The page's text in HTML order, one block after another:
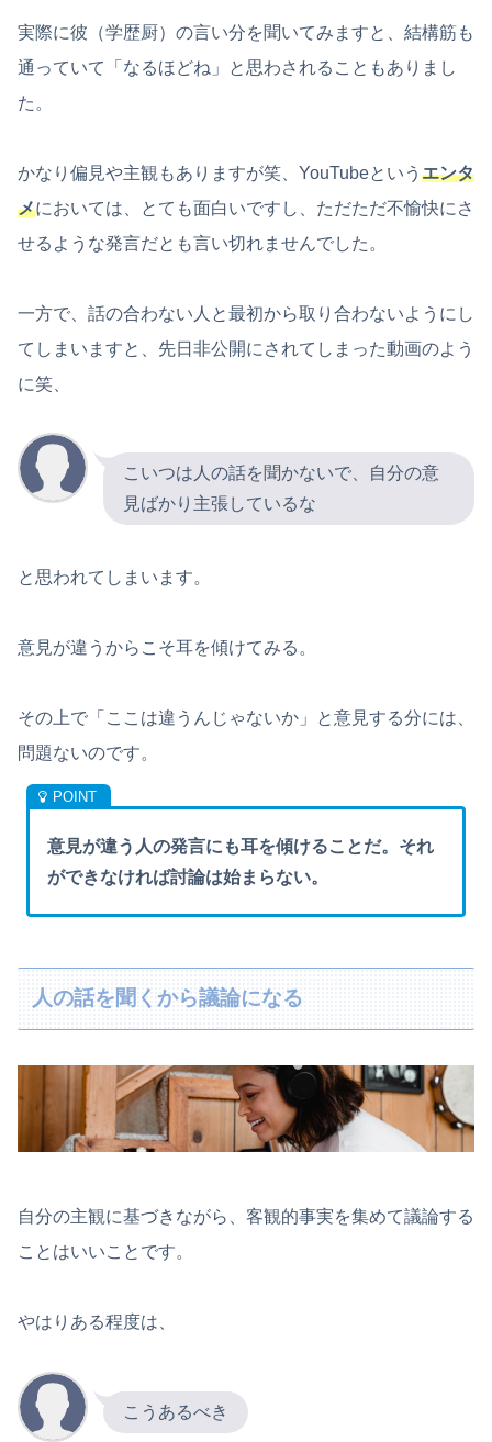
実際に彼（学歴厨）の言い分を聞いてみますと、結構筋も
通っていて「なるほどね」と思わされることもありまし
た。
かなり偏見や主観もありますが笑、YouTubeという エンタ
メにおいては、とても面白いですし、ただただ不愉快にさ
せるような発言だとも言い切れませんでした。
一方で、話の合わない人と最初から取り合わないようにし
てしまいますと、先日非公開にされてしまった動画のよう
に笑、
こいつは人の話を聞かないで、自分の意
見ばかり主張しているな
と思われてしまいます。
意見が違うからこそ耳を傾けてみる。
その上で「ここは違うんじゃないか」と意見する分には、
問題ないのです。
意見が違う人の発言にも耳を傾けることだ。それ
ができなければ討論は始まらない。
人の話を聞くから議論になる
自分の主観に基づきながら、客観的事実を集めて議論する
ことはいいことです。
やはりある程度は、
こうあるべき